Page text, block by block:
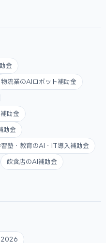
金
物流業のAIロボット補助金
助金
助金
塾・教育のAI・IT導入補助金
飲食店のAI補助金
2026